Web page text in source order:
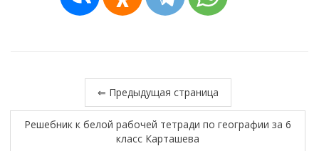
⇐ Предыдущая страница
Решебник к белой рабочей тетради по географии за 6
класс Карташева